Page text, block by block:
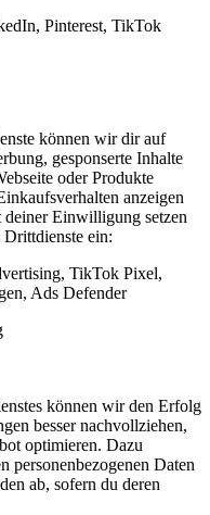
Pinterest, TikTok
können wir dir auf
gesponserte Inhalte
oder Produkte
anzeigen
Einwilligung setzen
ein:
TikTok Pixel,
Ads Defender
können wir den Erfolg
besser nachvollziehen,
optimieren. Dazu
personenbezogenen Daten
ab, sofern du deren